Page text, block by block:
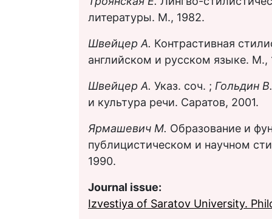
литературы. М., 1982.
Швейцер А. Контрастивная
английском и русском языке. М.,
Швейцер А. Указ. соч. ; Гольдин
и культура речи. Саратов, 2001.
Ярмашевич М. Образование и
публицистическом и научном
1990.
Journal issue:
Izvestiya of Saratov University.